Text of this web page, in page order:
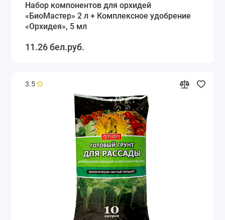
Набор компонентов для орхидей
«БиоМастер» 2 л + Комплексное удобрение
«Орхидея», 5 мл
11.26 бел.руб.
3.5